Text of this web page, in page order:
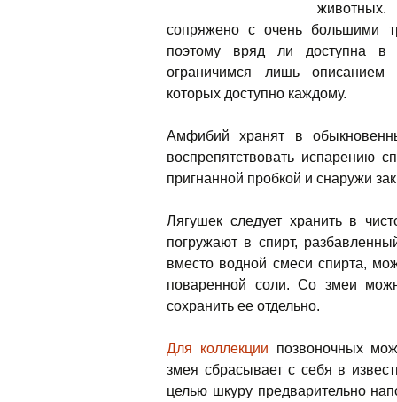
сопряжено с очень большими
поэтому вряд ли доступна в
ограничимся лишь описанием
которых доступно каждому.
Амфибий хранят в
воспрепятствовать испарению
пригнанной пробкой и снаружи
Лягушек следует хранить в
погружают в спирт,
вместо водной смеси спирта,
поваренной соли. Со змеи
сохранить ее отдельно.
Для коллекции позвоночных
змея сбрасывает с себя в
целью шкуру предварительно